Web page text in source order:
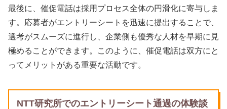
最後に、催促電話は採用プロセス全体の円滑化に寄与しま
す。応募者がエントリーシートを迅速に提出することで、
選考がスムーズに進行し、企業側も優秀な人材を早期に見
極めることができます。このように、催促電話は双方にと
ってメリットがある重要な活動です。
NTT研究所でのエントリーシート通過の体験談